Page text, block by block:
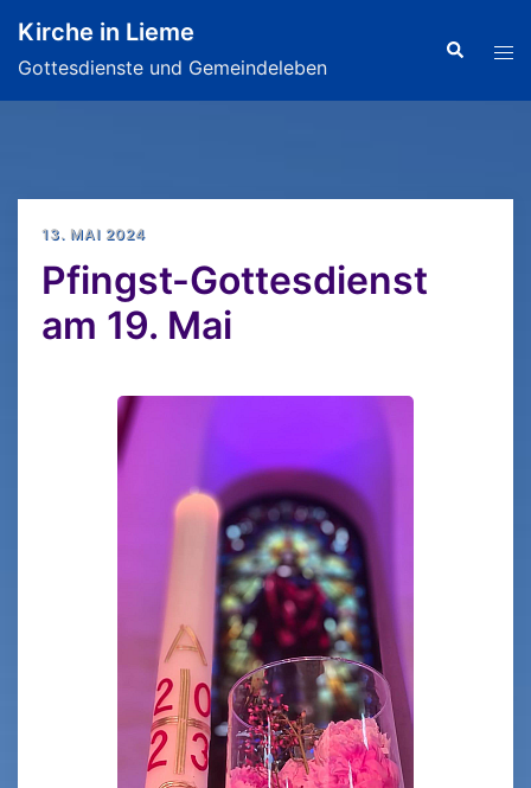
Inhalt
springen
Kirche in Lieme
Gottesdienste und Gemeindeleben
Search
13. MAI 2024
Pfingst-Gottesdienst
am 19. Mai